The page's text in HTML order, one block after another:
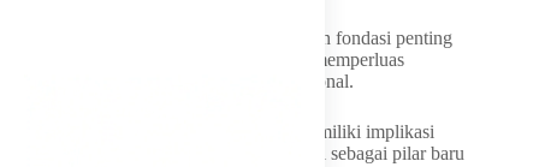
Menurutnya, transformasi partai merupakan fondasi penting
untuk mendukung stabilitas nasional dan memperluas
kontribusi Indonesia dalam diplomasi regional.
Dave menambahkan, langkah tersebut memiliki implikasi
strategis berupa penguatan diplomasi partai sebagai pilar baru